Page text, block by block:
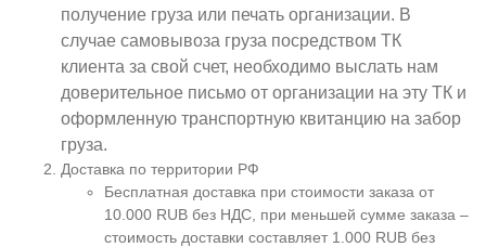
получение груза или печать организации. В
случае самовывоза груза посредством ТК
клиента за свой счет, необходимо выслать нам
доверительное письмо от организации на эту ТК и
оформленную транспортную квитанцию на забор
груза.
Доставка по территории РФ
Бесплатная доставка при стоимости заказа от
10.000 RUB без НДС, при меньшей сумме заказа –
стоимость доставки составляет 1.000 RUB без